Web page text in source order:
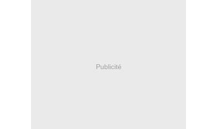
Publicité